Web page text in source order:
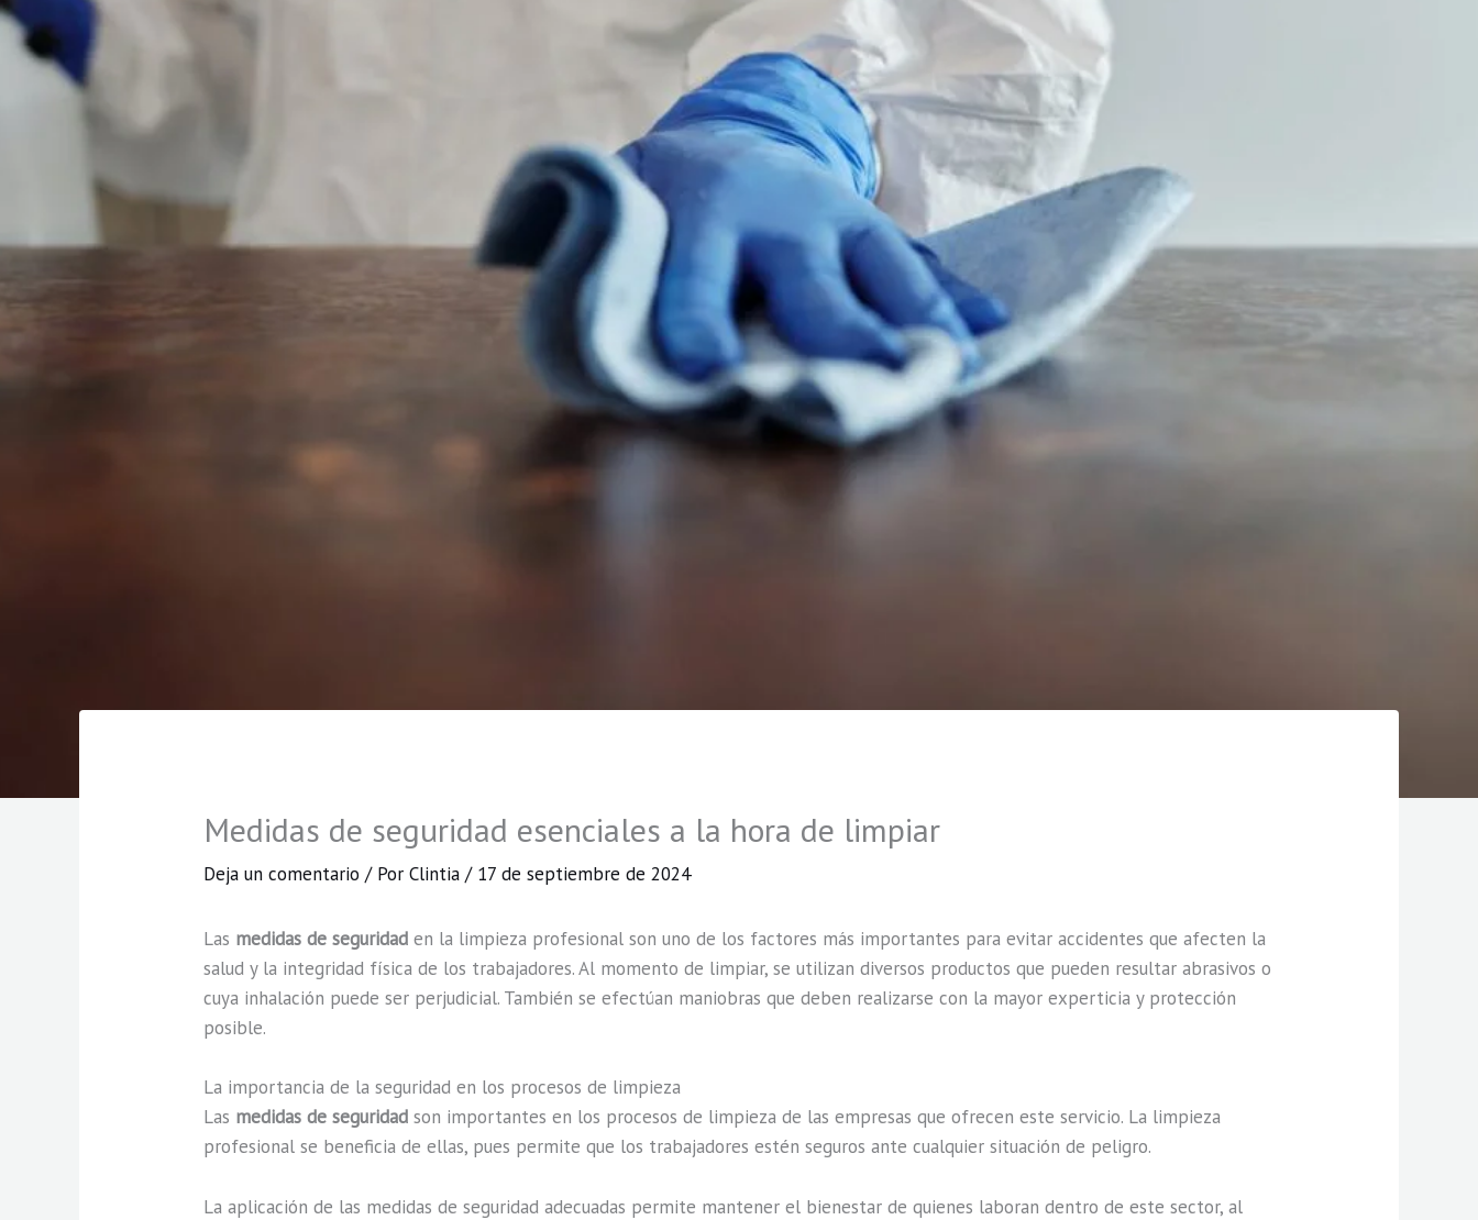
Medidas de seguridad esenciales a la hora de limpiar
Deja un comentario / PorClintia/ 17 de septiembre de 2024
Las medidas de seguridad en la limpieza profesional son uno de los factores más importantes para evitar accidentes que afecten la
salud y la integridad física de los trabajadores. Al momento de limpiar, se utilizan diversos productos que pueden resultar abrasivos o
cuya inhalación puede ser perjudicial. También se efectúan maniobras que deben realizarse con la mayor experticia y protección
posible.
La importancia de la seguridad en los procesos de limpieza
Las medidas de seguridad son importantes en los procesos de limpieza de las empresas que ofrecen este servicio. La limpieza
profesional se beneficia de ellas, pues permite que los trabajadores estén seguros ante cualquier situación de peligro.
La aplicación de las medidas de seguridad adecuadas permite mantener el bienestar de quienes laboran dentro de este sector, al